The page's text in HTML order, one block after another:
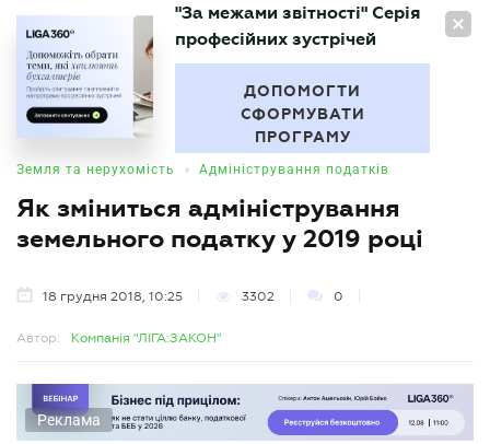
UA
БУХГАЛТЕР
"За межами звітності" Серія
професійних зустрічей
ДОПОМОГТИ
СФОРМУВАТИ
ПРОГРАМУ
Земля та нерухомість • Адміністрування податків
Як зміниться адміністрування
земельного податку у 2019 році
18 грудня 2018, 10:25 3302 0
Автор: Компанія "ЛІГА:ЗАКОН"
Реклама